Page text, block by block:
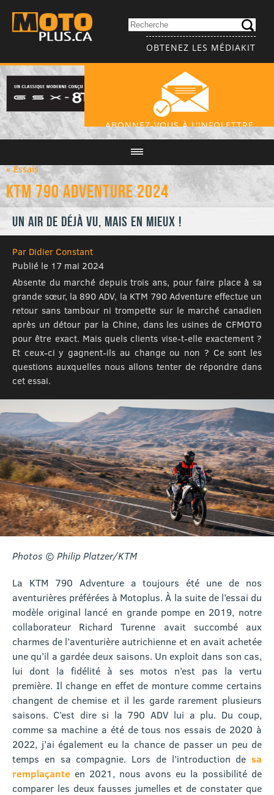
OBTENEZ LES MÉDIAKIT
ABONNEZ-VOUS À L'INFOLETTRE
« Essais
KTM 790 Adventure 2024
Un air de déjà vu, mais en mieux !
Par Didier Constant
Publié le 17 mai 2024
Absente du marché depuis trois ans, pour faire place à sa
grande sœur, la 890 ADV, la KTM 790 Adventure effectue un
retour sans tambour ni trompette sur le marché canadien
après un détour par la Chine, dans les usines de CFMOTO
pour être exact. Mais quels clients vise-t-elle exactement ?
Et ceux-ci y gagnent-ils au change ou non ? Ce sont les
questions auxquelles nous allons tenter de répondre dans
cet essai.
Photos © Philip Platzer/KTM
La KTM 790 Adventure a toujours été une de nos
aventurières préférées à Motoplus. À la suite de l’essai du
modèle original lancé en grande pompe en 2019, notre
collaborateur Richard Turenne avait succombé aux
charmes de l’aventurière autrichienne et en avait achetée
une qu’il a gardée deux saisons. Un exploit dans son cas,
lui dont la fidélité à ses motos n’est pas la vertu
première. Il change en effet de monture comme certains
changent de chemise et il les garde rarement plusieurs
saisons. C’est dire si la 790 ADV lui a plu. Du coup,
comme sa machine a été de tous nos essais de 2020 à
2022, j’ai également eu la chance de passer un peu de
temps en sa compagnie. Lors de l’introduction de sa
remplaçante en 2021, nous avons eu la possibilité de
comparer les deux fausses jumelles et de constater que